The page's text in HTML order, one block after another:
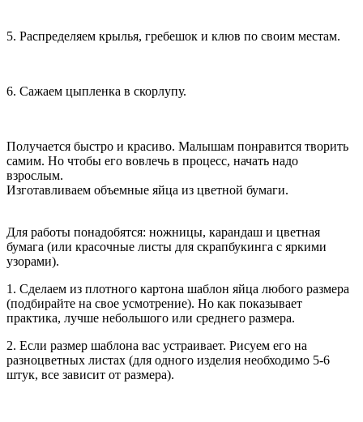
5. Распределяем крылья, гребешок и клюв по своим местам.
6. Сажаем цыпленка в скорлупу.
Получается быстро и красиво. Малышам понравится творить
самим. Но чтобы его вовлечь в процесс, начать надо
взрослым.
Изготавливаем объемные яйца из цветной бумаги.
Для работы понадобятся: ножницы, карандаш и цветная
бумага (или красочные листы для скрапбукинга с яркими
узорами).
1. Сделаем из плотного картона шаблон яйца любого размера
(подбирайте на свое усмотрение). Но как показывает
практика, лучше небольшого или среднего размера.
2. Если размер шаблона вас устраивает. Рисуем его на
разноцветных листах (для одного изделия необходимо 5-6
штук, все зависит от размера).